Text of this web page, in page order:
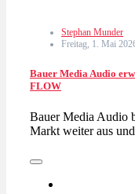
Stephan Munder
Freitag, 1. Mai
Bauer Media Audio
FLOW
Bauer Media Audio
Markt weiter aus